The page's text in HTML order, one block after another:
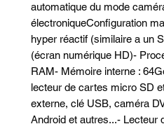
automatique du mode
électroniqueConfiguration
hyper réactif (similaire a un
(écran numérique HD)-
RAM- Mémoire interne :
lecteur de cartes micro SD
externe, clé USB, caméra
Android et autres...-